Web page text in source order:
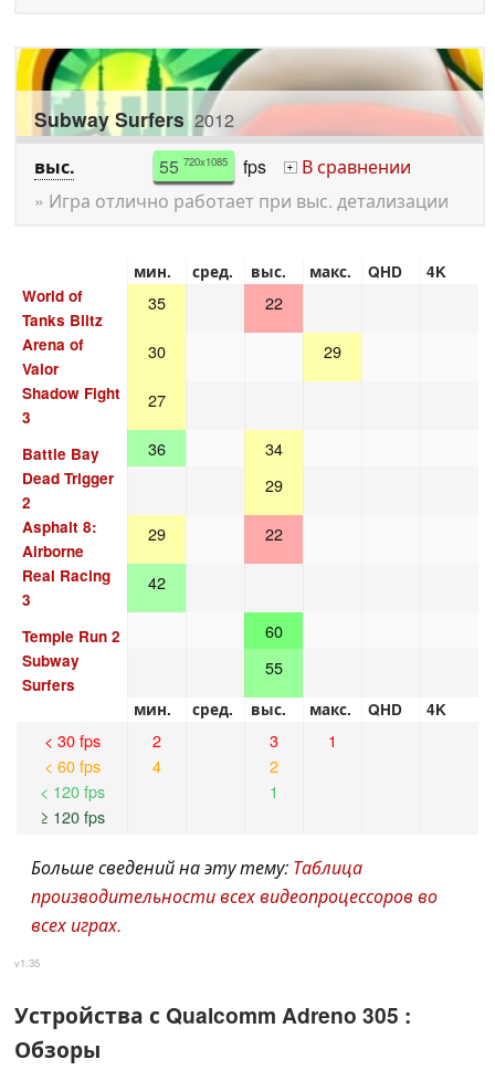
Subway Surfers 2012
выс.
55720x1085 fps + В сравнении
» Игра отлично работает при выс. детализации
мин. сред. выс. макс. QHD
4K
World of
Tanks Blitz
35 22
Arena of
Valor
30 29
Shadow Fight
3
27
Battle Bay 36 34
Dead Trigger
2
29
Asphalt 8:
Airborne
29 22
Real Racing
3
42
Temple Run 2 60
Subway
Surfers
55
мин. сред. выс. макс. QHD 4K
< 30 fps
< 60 fps
< 120 fps
≥ 120 fps
2
4
3
2
1
1
Больше сведений на эту тему: Таблица
производительности всех видеопроцессоров во
всех играх.
v1.35
Устройства с Qualcomm Adreno 305 :
Обзоры